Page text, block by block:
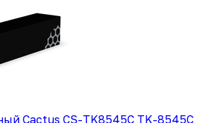
Cactus CS-TK8545C TK-8545C